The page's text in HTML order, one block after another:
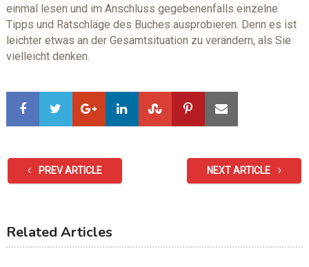
einmal lesen und im Anschluss gegebenenfalls einzelne
Tipps und Ratschläge des Buches ausprobieren. Denn es ist
leichter etwas an der Gesamtsituation zu verändern, als Sie
vielleicht denken.
PREV ARTICLE NEXT ARTICLE
Related Articles